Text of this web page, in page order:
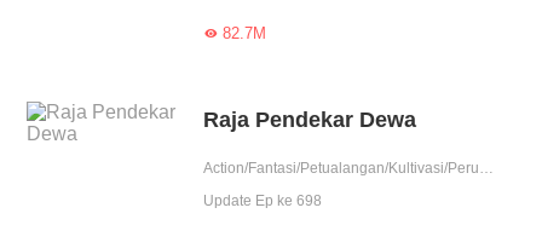
82.7M
Raja Pendekar Dewa
Action/Fantasi/Petualangan/Kultivasi/Perubahan Hidup/Tak berguna
Update Ep ke 698